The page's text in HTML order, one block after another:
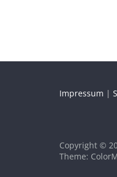
Impressum |
Copyright ©
Theme: